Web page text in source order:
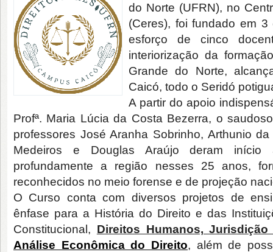
do Norte (UFRN), no
(Ceres), foi fundado em
esforço de cinco
interiorização da
Grande do Norte,
Caicó, todo o Seridó
A partir do apoio
Profª. Maria Lúcia da Costa Bezerra, o
professores José Aranha Sobrinho, Arthunio
Medeiros e Douglas Araújo deram
profundamente a região nesses 25 anos,
reconhecidos no meio forense e de projeção
O Curso conta com diversos projetos de
ênfase para a História do Direito e das
Constitucional, Direitos Humanos, Jurisdição
Análise Econômica do Direito, além de